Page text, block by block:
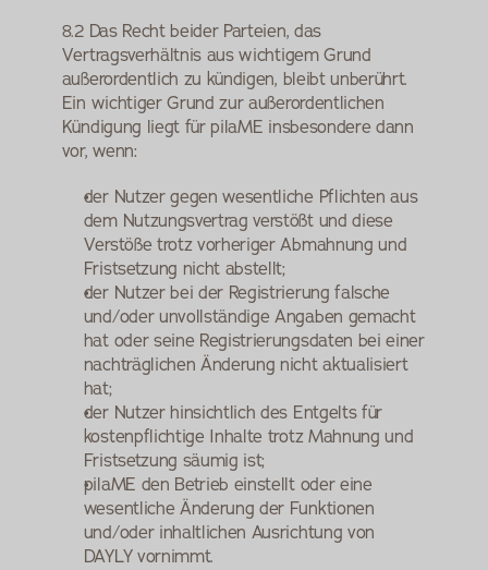
8.2 Das Recht beider Parteien, das
Vertragsverhältnis aus wichtigem Grund
außerordentlich zu kündigen, bleibt unberührt.
Ein wichtiger Grund zur außerordentlichen
Kündigung liegt für pilaME insbesondere dann
vor, wenn:
der Nutzer gegen wesentliche Pflichten aus
dem Nutzungsvertrag verstößt und diese
Verstöße trotz vorheriger Abmahnung und
Fristsetzung nicht abstellt;
der Nutzer bei der Registrierung falsche
und/oder unvollständige Angaben gemacht
hat oder seine Registrierungsdaten bei einer
nachträglichen Änderung nicht aktualisiert
hat;
der Nutzer hinsichtlich des Entgelts für
kostenpflichtige Inhalte trotz Mahnung und
Fristsetzung säumig ist;
pilaME den Betrieb einstellt oder eine
wesentliche Änderung der Funktionen
und/oder inhaltlichen Ausrichtung von
DAYLY vornimmt.